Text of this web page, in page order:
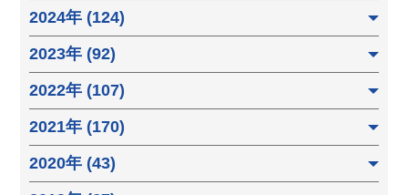
2024年 (124)
2023年 (92)
2022年 (107)
2021年 (170)
2020年 (43)